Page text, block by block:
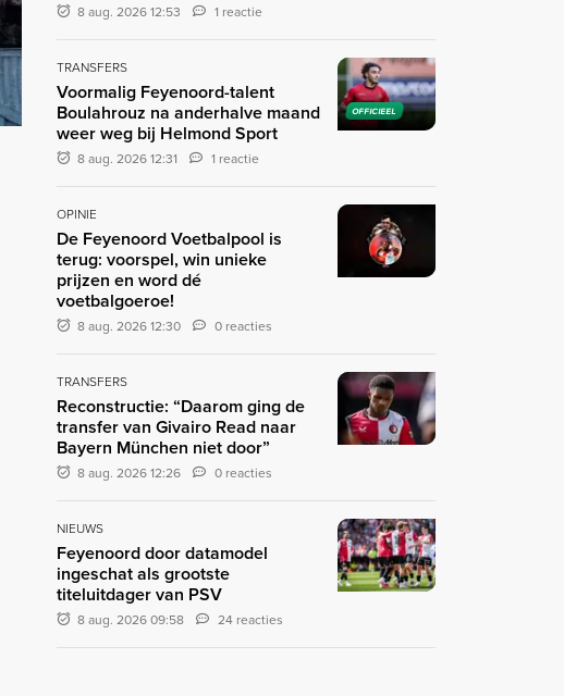
8 aug. 2026 12:53 1 reactie
OFFICIEEL
TRANSFERS
Voormalig Feyenoord-talent
Boulahrouz na anderhalve maand
weer weg bij Helmond Sport
8 aug. 2026 12:31 1 reactie
OPINIE
De Feyenoord Voetbalpool is
terug: voorspel, win unieke
prijzen en word dé
voetbalgoeroe!
8 aug. 2026 12:30 0 reacties
TRANSFERS
Reconstructie: “Daarom ging de
transfer van Givairo Read naar
Bayern München niet door”
8 aug. 2026 12:26 0 reacties
NIEUWS
Feyenoord door datamodel
ingeschat als grootste
titeluitdager van PSV
8 aug. 2026 09:58 24 reacties